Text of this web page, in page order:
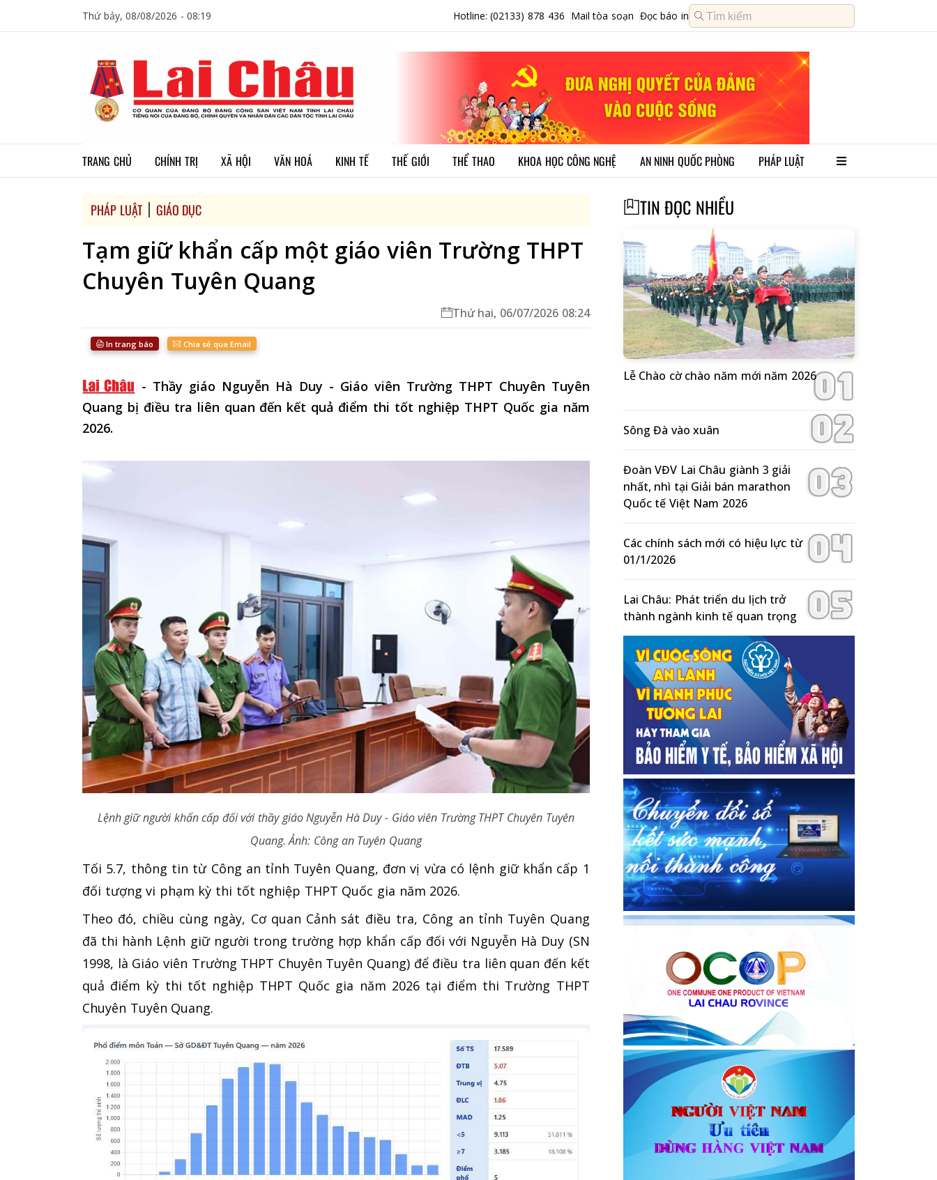
Thứ bảy, 08/08/2026 - 08:19 Hotline: (02133) 878 436 Mail tòa soạn Đọc báo in
TRANG CHỦ CHÍNH TRỊ XÃ HỘI VĂN HOÁ KINH TẾ THẾ GIỚI THỂ THAO KHOA HỌC CÔNG NGHỆ AN NINH QUỐC PHÒNG PHÁP LUẬT
PHÁP LUẬT GIÁO DỤC
Tạm giữ khẩn cấp một giáo viên Trường THPT
Chuyên Tuyên Quang
Thứ hai, 06/07/2026 08:24
In trang báo Chia sẻ qua Email
- Thầy giáo Nguyễn Hà Duy - Giáo viên Trường THPT Chuyên Tuyên
Quang bị điều tra liên quan đến kết quả điểm thi tốt nghiệp THPT Quốc gia năm
2026.
Lệnh giữ người khẩn cấp đối với thầy giáo Nguyễn Hà Duy - Giáo viên Trường THPT Chuyên Tuyên
Quang. Ảnh: Công an Tuyên Quang
Tối 5.7, thông tin từ Công an tỉnh Tuyên Quang, đơn vị vừa có lệnh giữ khẩn cấp 1
đối tượng vi phạm kỳ thi tốt nghiệp THPT Quốc gia năm 2026.
Theo đó, chiều cùng ngày, Cơ quan Cảnh sát điều tra, Công an tỉnh Tuyên Quang
đã thi hành Lệnh giữ người trong trường hợp khẩn cấp đối với Nguyễn Hà Duy (SN
1998, là Giáo viên Trường THPT Chuyên Tuyên Quang) để điều tra liên quan đến kết
quả điểm kỳ thi tốt nghiệp THPT Quốc gia năm 2026 tại điểm thi Trường THPT
Chuyên Tuyên Quang.
TIN ĐỌC NHIỀU
Lễ Chào cờ chào năm mới năm 2026
Sông Đà vào xuân
Đoàn VĐV Lai Châu giành 3 giải
nhất, nhì tại Giải bán marathon
Quốc tế Việt Nam 2026
Các chính sách mới có hiệu lực từ
01/1/2026
Lai Châu: Phát triển du lịch trở
thành ngành kinh tế quan trọng